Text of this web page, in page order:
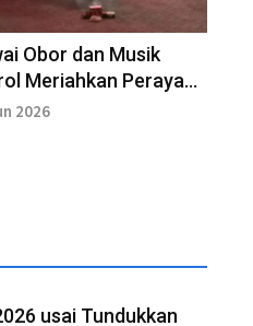
Obor dan Musik
Meriahkan Perayaan
Baru Islam 1
2026
usai Tundukkan